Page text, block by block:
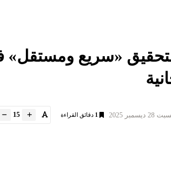
لتحقيق «سريع
28 ديسمبر 2025 1 دقائق القراءة 15